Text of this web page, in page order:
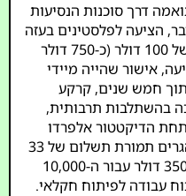
דרך סוכנות הנסיעות
הציעה לפלסטינים בעזה
חבילה מפתה: תשלום חד-פעמי של 100 דולר (כ-750 דולר
אישור שהייה מיידי
חמש שנים, קרקע
בהשתלבות תרבותית,
תחת הדיקטטור אלפרדו
סטרוסנר, הסכימה לקבל את המהגרים תמורת תשלום של 33
דולר לאדם, עם מקדמה של 350,000 דולר עבור ה-10,000
עבודה לפיתוח חקלאי.